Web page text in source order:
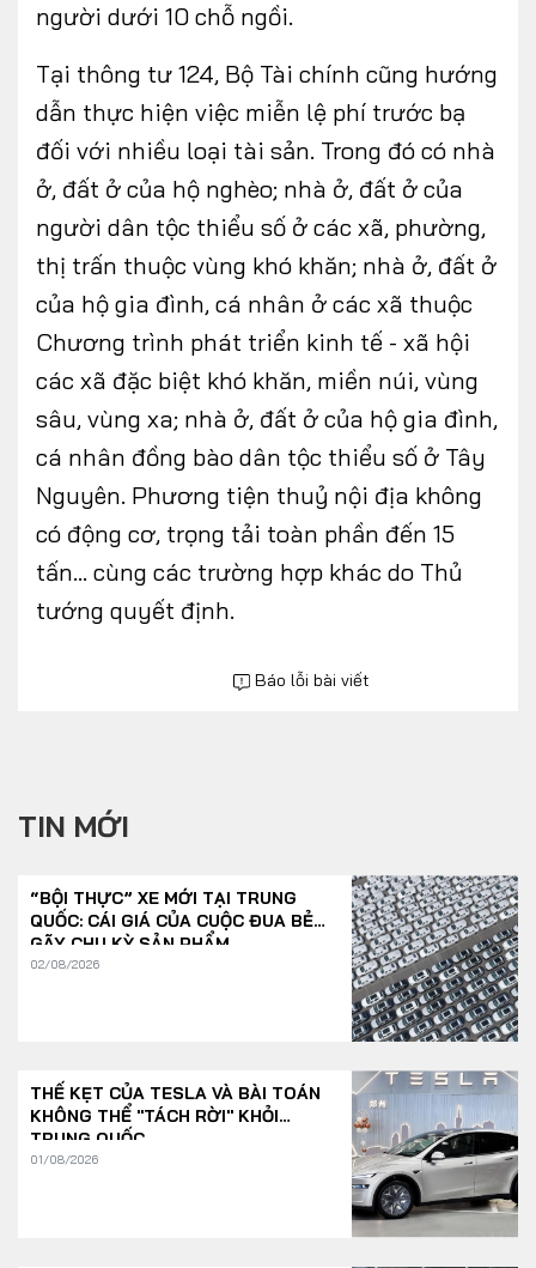
người dưới 10 chỗ ngồi.
Tại thông tư 124, Bộ Tài chính cũng hướng
dẫn thực hiện việc miễn lệ phí trước bạ
đối với nhiều loại tài sản. Trong đó có nhà
ở, đất ở của hộ nghèo; nhà ở, đất ở của
người dân tộc thiểu số ở các xã, phường,
thị trấn thuộc vùng khó khăn; nhà ở, đất ở
của hộ gia đình, cá nhân ở các xã thuộc
Chương trình phát triển kinh tế - xã hội
các xã đặc biệt khó khăn, miền núi, vùng
sâu, vùng xa; nhà ở, đất ở của hộ gia đình,
cá nhân đồng bào dân tộc thiểu số ở Tây
Nguyên. Phương tiện thuỷ nội địa không
có động cơ, trọng tải toàn phần đến 15
tấn… cùng các trường hợp khác do Thủ
tướng quyết định.
Báo lỗi bài viết
TIN MỚI
“BỘI THỰC” XE MỚI TẠI TRUNG
QUỐC: CÁI GIÁ CỦA CUỘC ĐUA BẺ
GÃY CHU KỲ SẢN PHẨM
02/08/2026
THẾ KẸT CỦA TESLA VÀ BÀI TOÁN
KHÔNG THỂ "TÁCH RỜI" KHỎI
TRUNG QUỐC
01/08/2026